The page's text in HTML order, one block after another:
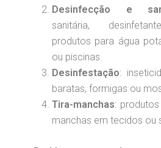
Desinfecção e
sanitária,
produtos para água
ou piscinas.
Desinfestação:
baratas, formigas ou
Tira-manchas:
manchas em tecidos ou